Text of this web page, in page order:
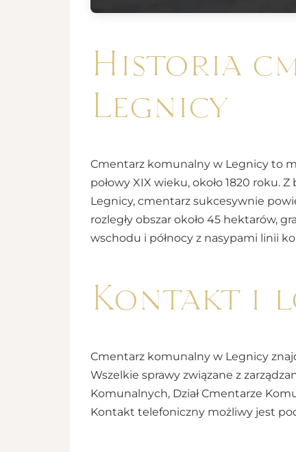
Historia
Legnicy
Cmentarz komunalny w Legnicy to
połowy XIX wieku, około 1820 roku.
Legnicy, cmentarz sukcesywnie
rozległy obszar około 45 hektarów,
wschodu i północy z nasypami linii
Kontakt i
Cmentarz komunalny w Legnicy
Wszelkie sprawy związane z
Komunalnych, Dział Cmentarze
Kontakt telefoniczny możliwy jest